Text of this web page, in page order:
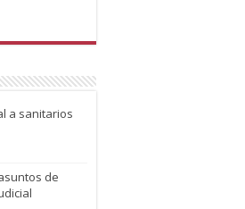
a sanitarios
de